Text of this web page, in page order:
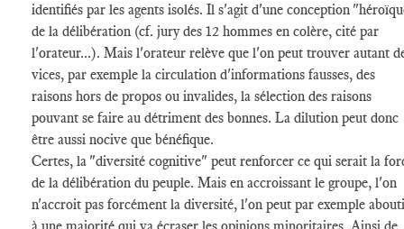
identifiés par les agents isolés. Il s'agit d'une conception
de la délibération (cf. jury des 12 hommes en colère, cité par
l'orateur...). Mais l'orateur relève que l'on peut trouver autant
vices, par exemple la circulation d'informations fausses, des
raisons hors de propos ou invalides, la sélection des raisons
pouvant se faire au détriment des bonnes. La dilution peut donc
être aussi nocive que bénéfique.
Certes, la "diversité cognitive" peut renforcer ce qui serait la
de la délibération du peuple. Mais en accroissant le groupe, l'on
n'accroit pas forcément la diversité, l'on peut par exemple